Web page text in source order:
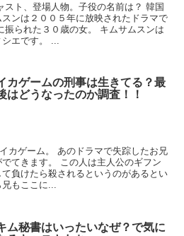
ト、登場人物。子役の名前は？ 韓国
ンは２００５年に放映されたドラマで
振られた３０歳の女。 キムサムスンは
エです。 ...
カゲームの刑事は生きてる？最
はどうなったのか調査！！
カゲーム。 あのドラマで失踪したお兄
てきます。 この人は主人公のギフン
負けたら殺されるというのがあるとい
もここに...
ム秘書はいったいなぜ？で気に